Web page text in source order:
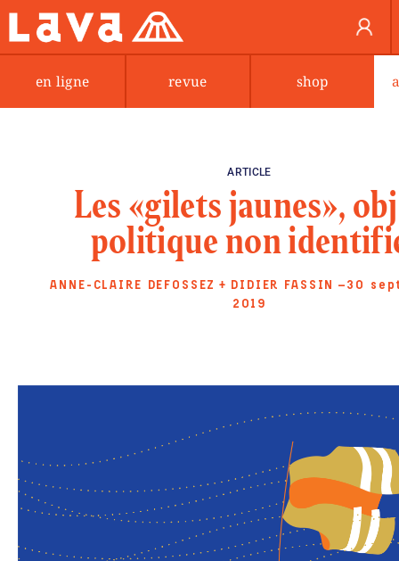
en ligne revue shop
ARTICLE
Les «gilets jaunes»,
politique non
ANNE-CLAIRE DEFOSSEZ + DIDIER FASSIN —30
2019